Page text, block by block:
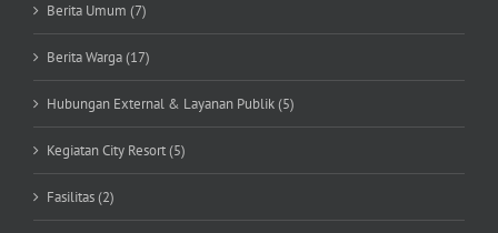
Berita Umum (7)
Berita Warga (17)
Hubungan External & Layanan Publik (5)
Kegiatan City Resort (5)
Fasilitas (2)